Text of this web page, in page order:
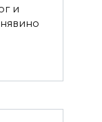
и